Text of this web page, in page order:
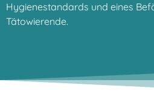
Hygienestandards und eines
Tätowierende.